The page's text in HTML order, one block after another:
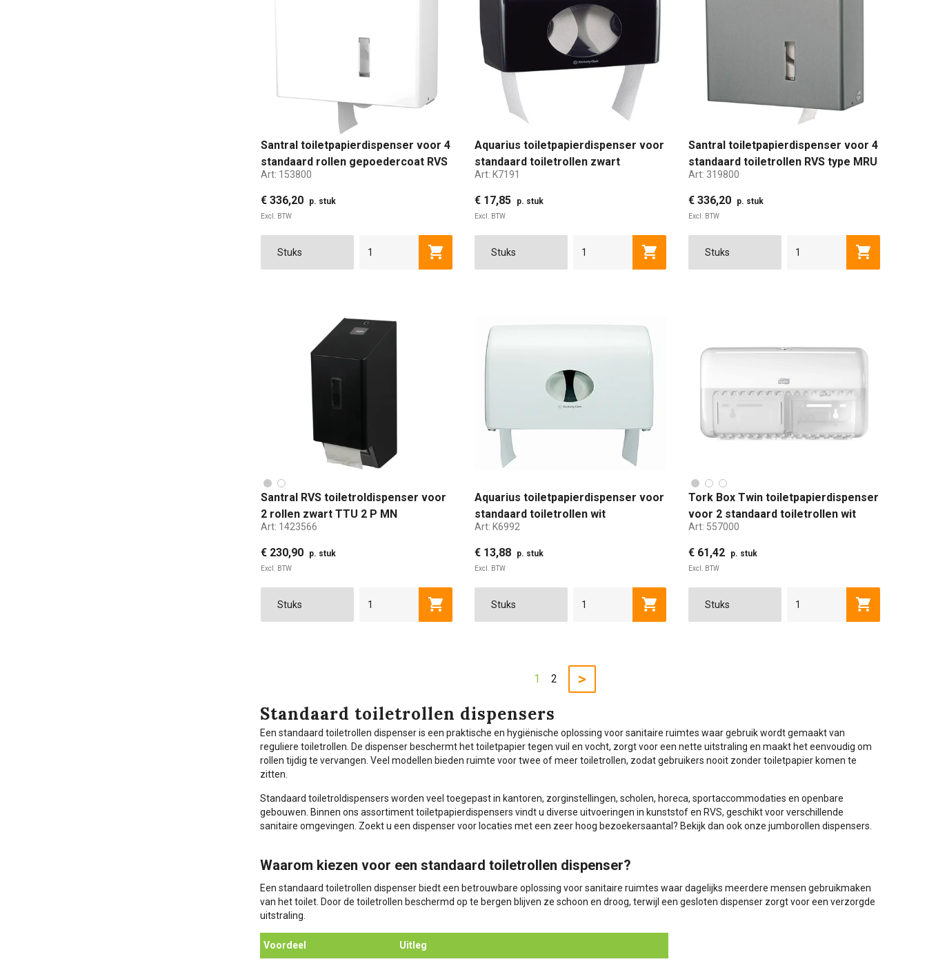
Santral toiletpapierdispenser voor 4
standaard rollen gepoedercoat RVS
wit
Art: 153800
€ 336,20 p. stuk
Excl. BTW
Toevoegen aan winkelwagen
Aquarius toiletpapierdispenser voor
standaard toiletrollen zwart
Art: K7191
€ 17,85 p. stuk
Excl. BTW
Toevoegen aan winkelwagen
Santral toiletpapierdispenser voor 4
standaard toiletrollen RVS type MRU
Art: 319800
€ 336,20 p. stuk
Excl. BTW
Toevoegen
Santral RVS toiletroldispenser voor
2 rollen zwart TTU 2 P MN
Art: 1423566
€ 230,90 p. stuk
Excl. BTW
Toevoegen aan winkelwagen
Aquarius toiletpapierdispenser voor
standaard toiletrollen wit
Art: K6992
€ 13,88 p. stuk
Excl. BTW
Toevoegen aan winkelwagen
Tork Box Twin toiletpapierdispenser
voor 2 standaard toiletrollen wit
Art: 557000
€ 61,42 p. stuk
Excl. BTW
Toevoegen
1 2 >
Standaard toiletrollen dispensers
Een standaard toiletrollen dispenser is een praktische en hygiënische oplossing voor sanitaire ruimtes waar gebruik wordt gemaakt van
reguliere toiletrollen. De dispenser beschermt het toiletpapier tegen vuil en vocht, zorgt voor een nette uitstraling en maakt het eenvoudig om
rollen tijdig te vervangen. Veel modellen bieden ruimte voor twee of meer toiletrollen, zodat gebruikers nooit zonder toiletpapier komen te
zitten.
Standaard toiletroldispensers worden veel toegepast in kantoren, zorginstellingen, scholen, horeca, sportaccommodaties en openbare
gebouwen. Binnen ons assortiment toiletpapierdispensers vindt u diverse uitvoeringen in kunststof en RVS, geschikt voor verschillende
sanitaire omgevingen. Zoekt u een dispenser voor locaties met een zeer hoog bezoekersaantal? Bekijk dan ook onze jumborollen dispensers.
Waarom kiezen voor een standaard toiletrollen dispenser?
Een standaard toiletrollen dispenser biedt een betrouwbare oplossing voor sanitaire ruimtes waar dagelijks meerdere mensen gebruikmaken
van het toilet. Door de toiletrollen beschermd op te bergen blijven ze schoon en droog, terwijl een gesloten dispenser zorgt voor een verzorgde
uitstraling.
Voordeel Uitleg